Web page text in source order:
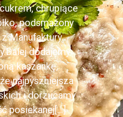
chrupiące
podsmażony
Manufaktury
dodajemy
kaszankę,
najpyszniejsza
i dorzucamy
posiekanej[...]